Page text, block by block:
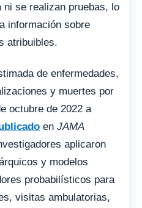
ni se realizan pruebas, lo
información sobre
atribuibles.
de enfermedades,
y muertes por
octubre de 2022 a
en JAMA
aplicaron
y modelos
probabilísticos para
visitas ambulatorias,